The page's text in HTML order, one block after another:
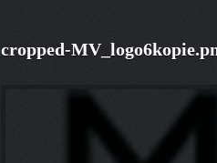
cropped-